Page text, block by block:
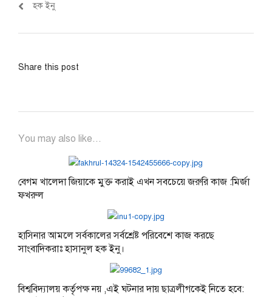
হক ইনু
Share this post
You may also like...
বেগম খালেদা জিয়াকে মুক্ত করাই এখন সবচেয়ে জরুরি কাজ :মির্জা
ফখরুল
হাসিনার আমলে সর্বকালের সর্বশ্রেষ্ট পরিবেশে কাজ করছে
সাংবাদিকরাঃ হাসানুল হক ইনু।
বিশ্ববিদ্যালয় কর্তৃপক্ষ নয় ,এই ঘটনার দায় ছাত্রলীগকেই নিতে হবে: